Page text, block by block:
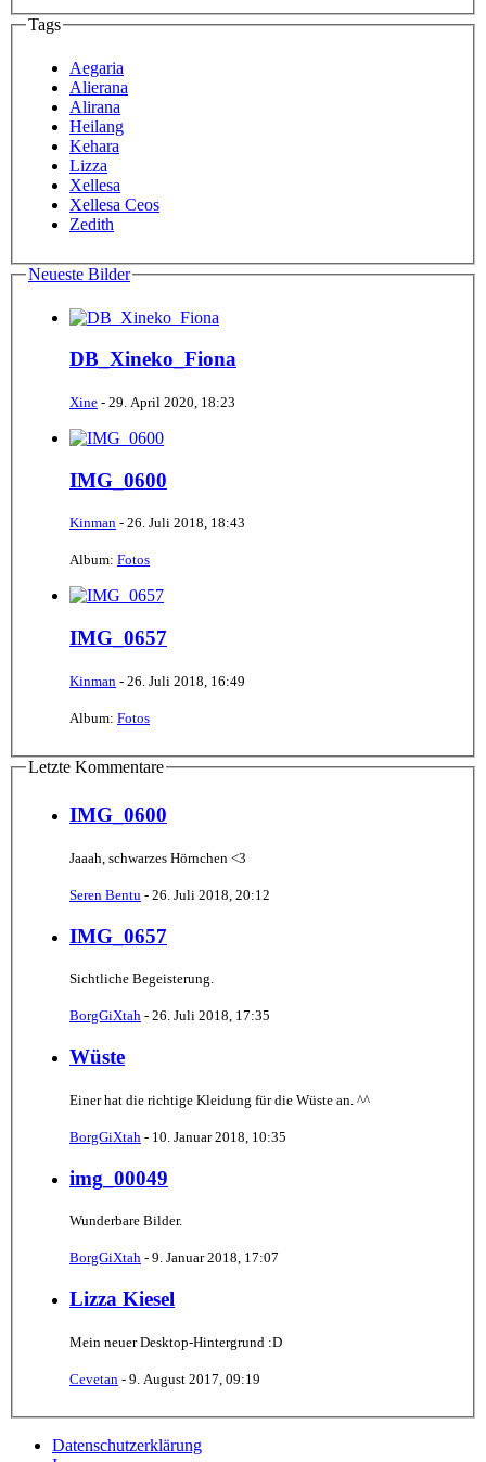
Tags
Aegaria
Alierana
Alirana
Heilang
Kehara
Lizza
Xellesa
Xellesa Ceos
Zedith
Neueste Bilder
DB_Xineko_Fiona
Xine - 29. April 2020, 18:23
IMG_0600
Kinman - 26. Juli 2018, 18:43
Album: Fotos
IMG_0657
Kinman - 26. Juli 2018, 16:49
Album: Fotos
Letzte Kommentare
IMG_0600
Jaaah, schwarzes Hörnchen <3
Seren Bentu - 26. Juli 2018, 20:12
IMG_0657
Sichtliche Begeisterung.
BorgGiXtah - 26. Juli 2018, 17:35
Wüste
Einer hat die richtige Kleidung für die Wüste an. ^^
BorgGiXtah - 10. Januar 2018, 10:35
img_00049
Wunderbare Bilder.
BorgGiXtah - 9. Januar 2018, 17:07
Lizza Kiesel
Mein neuer Desktop-Hintergrund :D
Cevetan - 9. August 2017, 09:19
Datenschutzerklärung